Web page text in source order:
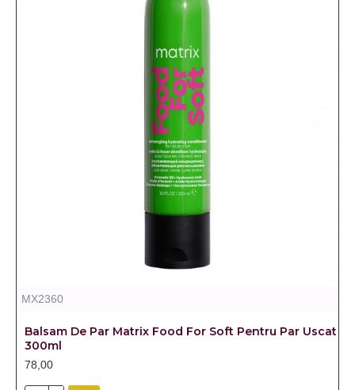
MX2360
Balsam De Par Matrix Food For Soft Pentru Par Uscat
300ml
78,00